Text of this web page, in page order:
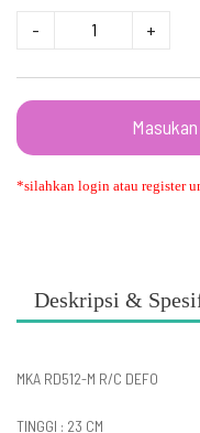
- +
*silahkan login atau register
Deskripsi &
MKA RD512-M R/C DEFO
TINGGI : 23 CM